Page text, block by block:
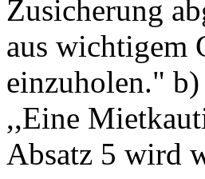
Zusicherung
aus wichtigem
einzuholen."
,,Eine
Absatz 5 wird